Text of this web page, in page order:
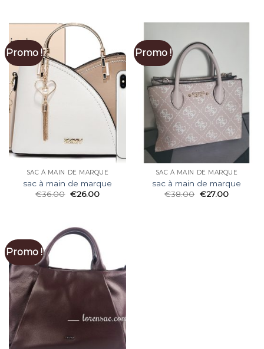
Promo !
SAC À MAIN DE MARQUE
sac à main de marque
€36.00 €26.00
Promo !
SAC À MAIN DE MARQUE
sac à main de marque
€38.00 €27.00
Promo !